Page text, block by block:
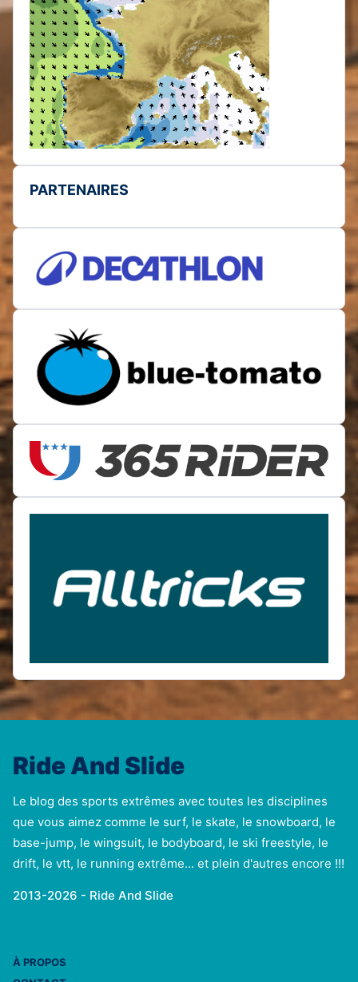
PARTENAIRES
Ride And Slide
Le blog des sports extrêmes avec toutes les disciplines
que vous aimez comme le surf, le skate, le snowboard, le
base-jump, le wingsuit, le bodyboard, le ski freestyle, le
drift, le vtt, le running extrême... et plein d'autres encore !!!
2013-2026 - Ride And Slide
À PROPOS